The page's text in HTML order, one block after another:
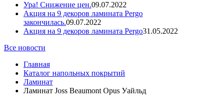
Ура! Снижение цен.09.07.2022
Акция на 9 декоров ламината Pergo
закончилась.09.07.2022
Акция на 9 декоров ламината Pergo31.05.2022
Все новости
Главная
Каталог напольных покрытий
Ламинат
Ламинат Joss Beaumont Opus Уайльд